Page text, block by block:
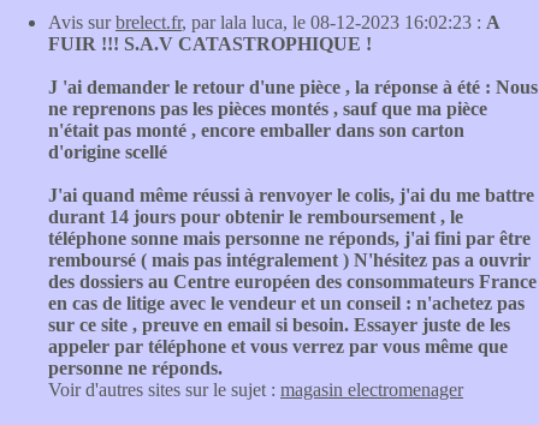
Avis surbrelect.fr, par lala luca, le 08-12-2023 16:02:23 : A
FUIR !!! S.A.V CATASTROPHIQUE !
J 'ai demander le retour d'une pièce , la réponse à été : Nous
ne reprenons pas les pièces montés , sauf que ma pièce
n'était pas monté , encore emballer dans son carton
d'origine scellé
J'ai quand même réussi à renvoyer le colis, j'ai du me battre
durant 14 jours pour obtenir le remboursement , le
téléphone sonne mais personne ne réponds, j'ai fini par être
remboursé ( mais pas intégralement ) N'hésitez pas a ouvrir
des dossiers au Centre européen des consommateurs France
en cas de litige avec le vendeur et un conseil : n'achetez pas
sur ce site , preuve en email si besoin. Essayer juste de les
appeler par téléphone et vous verrez par vous même que
personne ne réponds.
Voir d'autres sites sur le sujet : magasin electromenager